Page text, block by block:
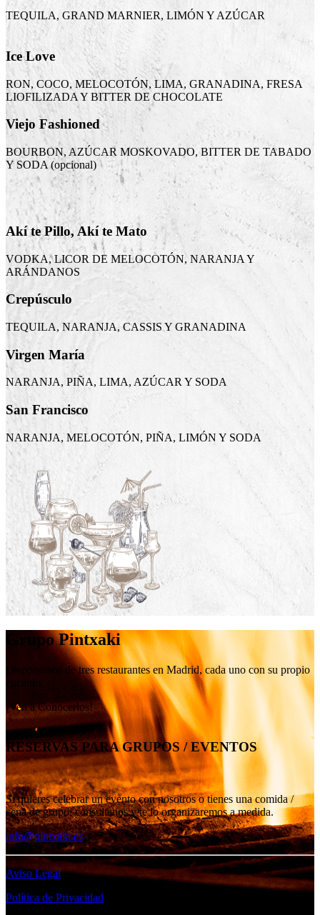
TEQUILA, GRAND MARNIER, LIMÓN Y AZÚCAR
Ice Love
RON, COCO, MELOCOTÓN, LIMA, GRANADINA, FRESA
LIOFILIZADA Y BITTER DE CHOCOLATE
Viejo Fashioned
BOURBON, AZÚCAR MOSKOVADO, BITTER DE TABADO
Y SODA (opcional)
Akí te Pillo, Akí te Mato
VODKA, LICOR DE MELOCOTÓN, NARANJA Y
ARÁNDANOS
Crepúsculo
TEQUILA, NARANJA, CASSIS Y GRANADINA
Virgen María
NARANJA, PIÑA, LIMA, AZÚCAR Y SODA
San Francisco
NARANJA, MELOCOTÓN, PIÑA, LIMÓN Y SODA
Grupo Pintxaki
Disponemos de tres restaurantes en Madrid, cada uno con su propio
encanto.
¡Ven a Conocerlos!
RESERVAS PARA GRUPOS / EVENTOS
Si quieres celebrar un evento con nosotros o tienes una comida /
cena de grupo, consultanos y te lo organizaremos a medida.
info@pintxaki.es
Aviso Legal
Política de Privacidad